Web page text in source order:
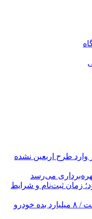
وارد طرح اربعین نشده
می‌رسد
زمان ثبت‌نام و شرایط
کاسبی خارج‌نشین‌ها با سهمیه اقامت / ۸ میلیارد بده خودرو